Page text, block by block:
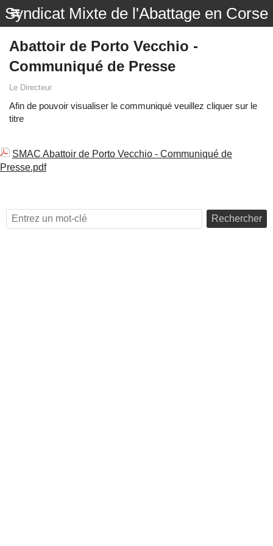
Syndicat Mixte de l'Abattage en Corse
Abattoir de Porto Vecchio -
Communiqué de Presse
Le Directeur
Afin de pouvoir visualiser le communiqué veuillez cliquer sur le
titre
SMAC Abattoir de Porto Vecchio - Communiqué de
Presse.pdf
Rechercher